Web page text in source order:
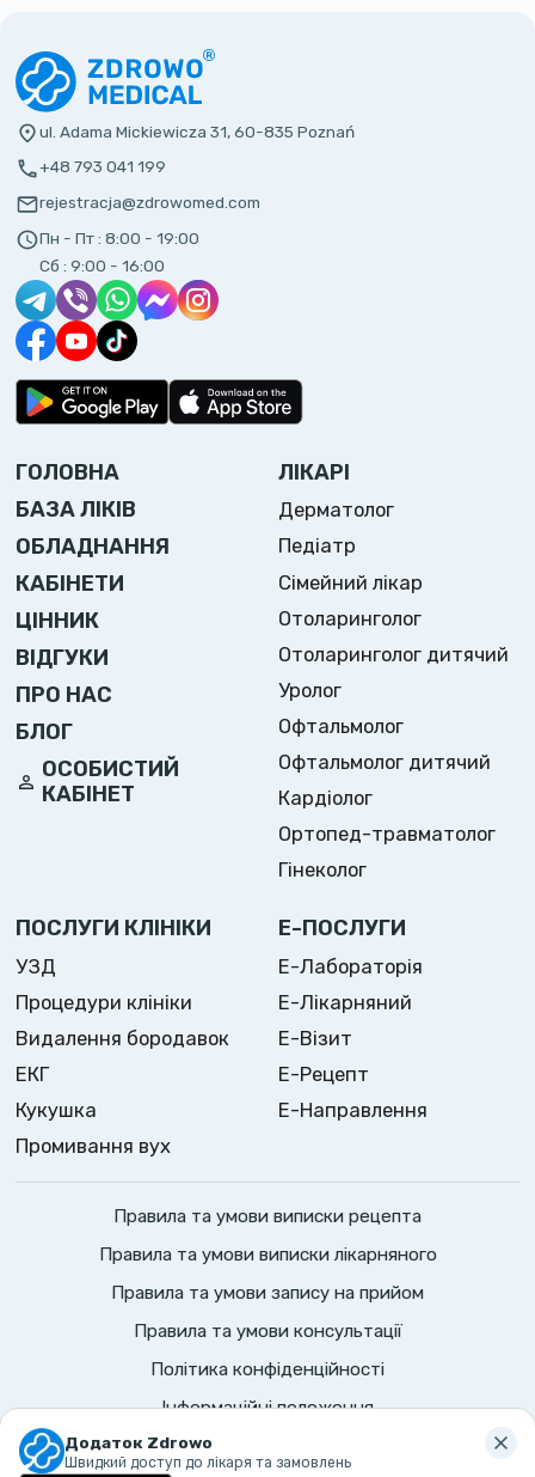
Додаток Zdrowo
Швидкий доступ до лікаря та замовлень
ul. Adama Mickiewicza 31, 60-835 Poznań
+48 793 041 199
rejestracja@zdrowomed.com
Пн - Пт : 8:00 - 19:00
Сб : 9:00 - 16:00
ГОЛОВНА
БАЗА ЛІКІВ
ОБЛАДНАННЯ
КАБІНЕТИ
ЦІННИК
ВІДГУКИ
ПРО НАС
БЛОГ
ОСОБИСТИЙ
КАБІНЕТ
ЛІКАРІ
Дерматолог
Педіатр
Сімейний лікар
Отоларинголог
Отоларинголог дитячий
Уролог
Офтальмолог
Офтальмолог дитячий
Кардіолог
Ортопед-травматолог
Гінеколог
ПОСЛУГИ КЛІНІКИ
УЗД
Процедури клініки
Видалення бородавок
ЕКГ
Кукушка
Промивання вух
Е-ПОСЛУГИ
Е-Лабораторія
Е-Лікарняний
Е-Візит
Е-Рецепт
Е-Направлення
©2026Zdrowo.
Правила та умови виписки рецепта
Правила та умови виписки лікарняного
Правила та умови запису на прийом
Правила та умови консультації
Політика конфіденційності
Інформаційні положення